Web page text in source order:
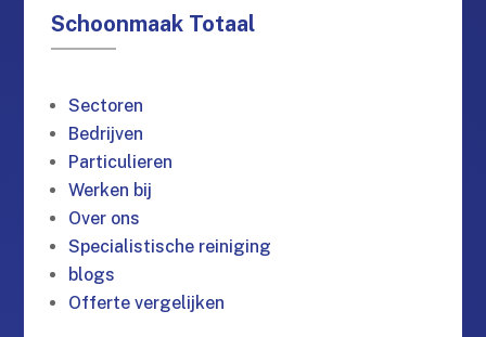
Schoonmaak Totaal
Sectoren
Bedrijven
Particulieren
Werken bij
Over ons
Specialistische reiniging
blogs
Offerte vergelijken